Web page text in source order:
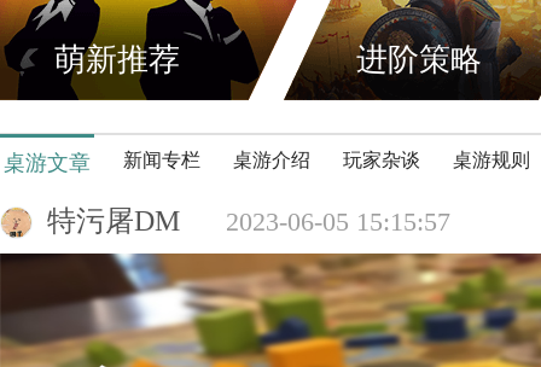
萌新推荐 进阶策略
桌游文章 新闻专栏 桌游介绍 玩家杂谈 桌游规则
特污屠DM 2023-06-05 15:15:57